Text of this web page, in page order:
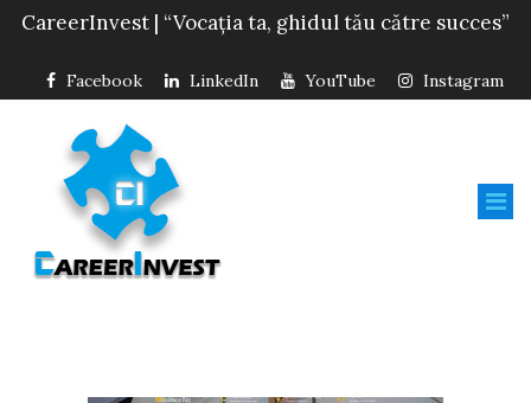
CareerInvest | “Vocația ta, ghidul tău către succes”
Facebook LinkedIn YouTube Instagram